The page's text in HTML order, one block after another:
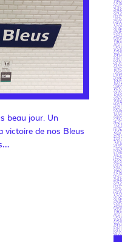
beau jour. Un
victoire de nos Bleus